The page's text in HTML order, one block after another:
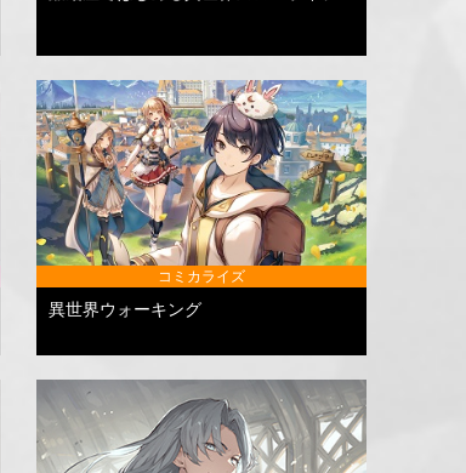
コミカライズ
異世界ウォーキング